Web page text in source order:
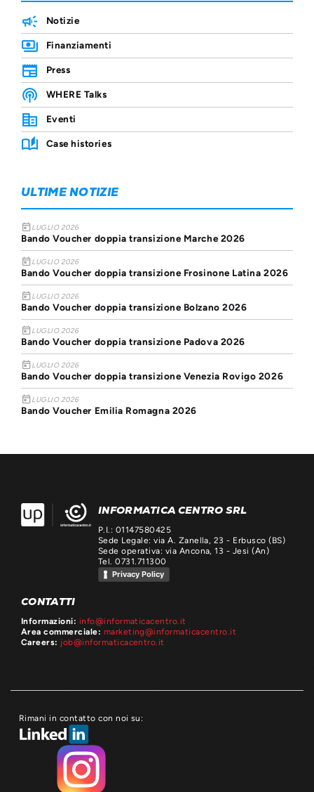
Notizie
Finanziamenti
Press
WHERE Talks
Eventi
Case histories
ULTIME NOTIZIE
today LUGLIO 2026
Bando Voucher doppia transizione Marche 2026
today LUGLIO 2026
Bando Voucher doppia transizione Frosinone Latina 2026
today LUGLIO 2026
Bando Voucher doppia transizione Bolzano 2026
today LUGLIO 2026
Bando Voucher doppia transizione Padova 2026
today LUGLIO 2026
Bando Voucher doppia transizione Venezia Rovigo 2026
today LUGLIO 2026
Bando Voucher Emilia Romagna 2026
INFORMATICA CENTRO SRL
P.I.: 01147580425
Sede Legale: via A. Zanella, 23 - Erbusco (BS)
Sede operativa: via Ancona, 13 - Jesi (An)
Tel. 0731.711300
Privacy Policy
CONTATTI
Informazioni: info@informaticacentro.it
Area commerciale: marketing@informaticacentro.it
Careers: job@informaticacentro.it
Rimani in contatto con noi su: